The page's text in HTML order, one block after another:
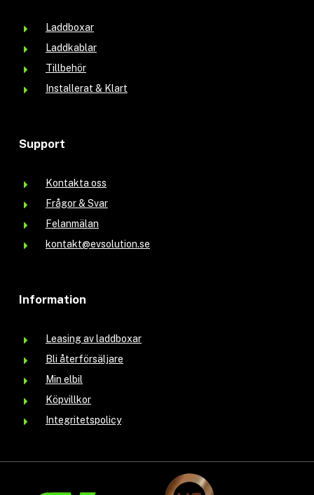
Laddboxar
Laddkablar
Tillbehör
Installerat & Klart
Support
Kontakta oss
Frågor & Svar
Felanmälan
kontakt@evsolution.se
Information
Leasing av laddboxar
Bli återförsäljare
Min elbil
Köpvillkor
Integritetspolicy